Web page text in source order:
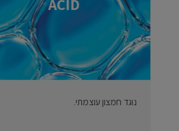
נוגד חמצון עוצמתי.